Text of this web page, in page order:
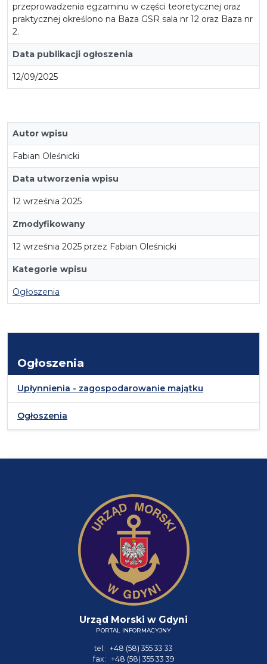
przeprowadzenia egzaminu w części teoretycznej oraz
praktycznej określono na Baza GSR sala nr 12 oraz Baza nr
2.
Data publikacji ogłoszenia
12/09/2025
Autor wpisu
Fabian Oleśnicki
Data utworzenia wpisu
12 września 2025
Zmodyfikowany
12 września 2025 przez Fabian Oleśnicki
Kategorie wpisu
Ogłoszenia
Ogłoszenia
Upłynnienia - zagospodarowanie majątku
Ogłoszenia
Urząd Morski w Gdyni
PORTAL INFORMACYJNY
tel: +48 (58) 355 33 33
fax: +48 (58) 355 33 39